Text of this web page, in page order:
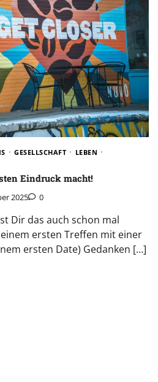
GESELLSCHAFT
LEBEN
Eindruck macht!
2025 0
Dir das auch schon mal
ersten Treffen mit einer
ersten Date) Gedanken […]